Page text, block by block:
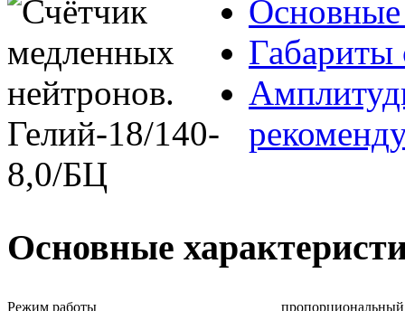
Основные
Габариты
Основные
Режим работы пропорциональный